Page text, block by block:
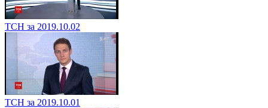
ТСН за 2019.10.02
ТСН за 2019.10.01